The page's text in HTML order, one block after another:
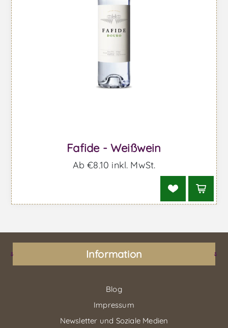
Fafide - Weißwein
Ab €8,10 inkl. MwSt.
Information
Blog
Impressum
Newsletter und Soziale Medien